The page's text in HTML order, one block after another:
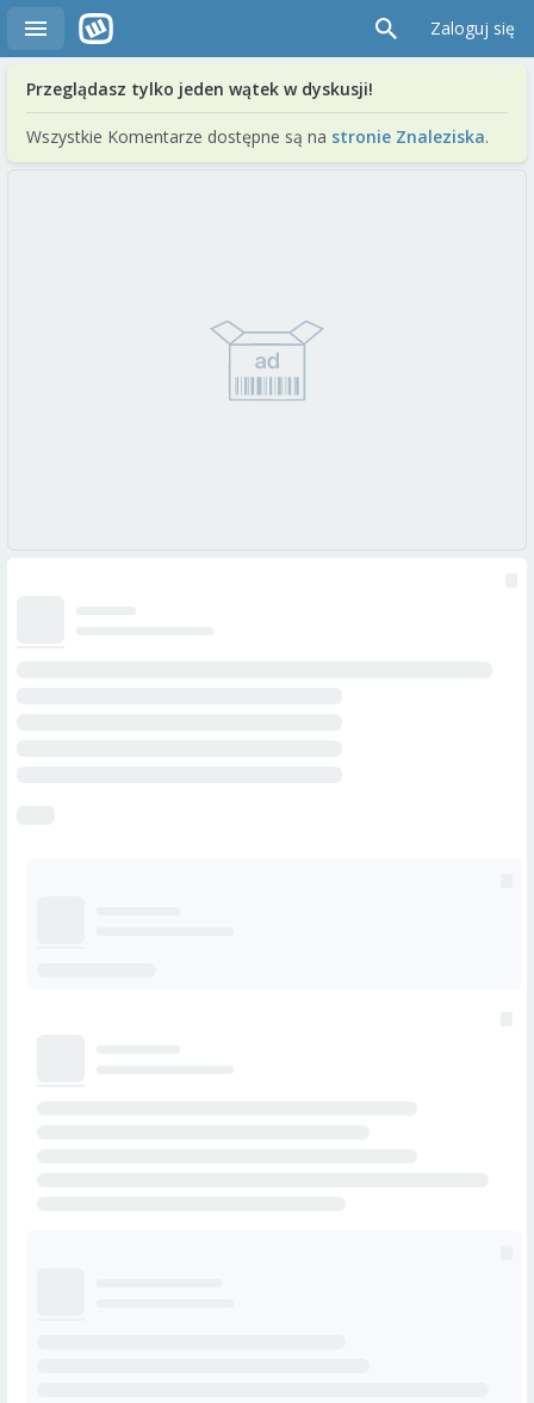
Zaloguj się
Przeglądasz tylko jeden wątek w dyskusji!
Wszystkie Komentarze dostępne są na stronie Znaleziska.